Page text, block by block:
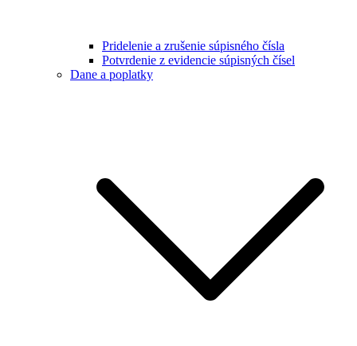
Pridelenie a zrušenie súpisného čísla
Potvrdenie z evidencie súpisných čísel
Dane a poplatky